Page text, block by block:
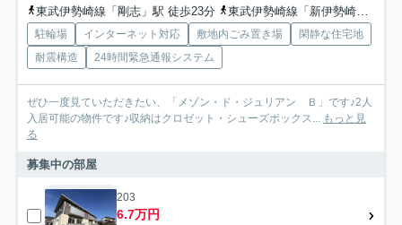
東武伊勢崎線「剛志」駅 徒歩23分
東武伊勢崎線「新伊勢崎」駅 徒歩26分
駐輪場 インターネット対応 敷地内ごみ置き場
閑静な住宅地
耐震構造
24時間緊急通報システム
ぜひ一度見ていただきたい、「メゾン・ド・ジュリアン Ｂ」です♪2人
入居可能の物件です♪収納はクロゼット・シューズボックス... もっと見
る
募集中の部屋
203
6.7万円